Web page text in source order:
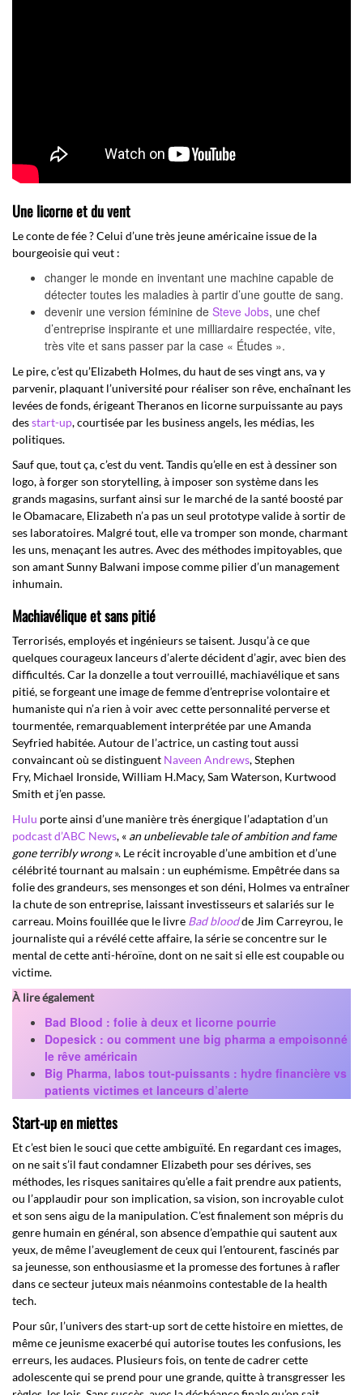
Une licorne et du vent
Le conte de fée ? Celui d’une très jeune américaine issue de la
bourgeoisie qui veut :
changer le monde en inventant une machine capable de
détecter toutes les maladies à partir d’une goutte de sang.
devenir une version féminine de Steve Jobs, une chef
d’entreprise inspirante et une milliardaire respectée, vite,
très vite et sans passer par la case « Études ».
Le pire, c’est qu’Elizabeth Holmes, du haut de ses vingt ans, va y
parvenir, plaquant l’université pour réaliser son rêve, enchaînant les
levées de fonds, érigeant Theranos en licorne surpuissante au pays
desstart-up, courtisée par les business angels, les médias, les
politiques.
Sauf que, tout ça, c’est du vent. Tandis qu’elle en est à dessiner son
logo, à forger son storytelling, à imposer son système dans les
grands magasins, surfant ainsi sur le marché de la santé boosté par
le Obamacare, Elizabeth n’a pas un seul prototype valide à sortir de
ses laboratoires. Malgré tout, elle va tromper son monde, charmant
les uns, menaçant les autres. Avec des méthodes impitoyables, que
son amant Sunny Balwani impose comme pilier d’un management
inhumain.
Machiavélique et sans pitié
Terrorisés, employés et ingénieurs se taisent. Jusqu’à ce que
quelques courageux lanceurs d’alerte décident d’agir, avec bien des
difficultés. Car la donzelle a tout verrouillé, machiavélique et sans
pitié, se forgeant une image de femme d’entreprise volontaire et
humaniste qui n’a rien à voir avec cette personnalité perverse et
tourmentée, remarquablement interprétée par une Amanda
Seyfried habitée. Autour de l’actrice, un casting tout aussi
convaincant où se distinguent Naveen Andrews, Stephen
Fry, Michael Ironside, William H.Macy, Sam Waterson, Kurtwood
Smith et j’en passe.
Hulu porte ainsi d’une manière très énergique l’adaptation d’un
podcast d’ABC News, « an unbelievable tale of ambition and fame
gone terribly wrong». Le récit incroyable d’une ambition et d’une
célébrité tournant au malsain : un euphémisme. Empêtrée dans sa
folie des grandeurs, ses mensonges et son déni, Holmes va entraîner
la chute de son entreprise, laissant investisseurs et salariés sur le
carreau. Moins fouillée que le livre Bad bloodde Jim Carreyrou, le
journaliste qui a révélé cette affaire, la série se concentre sur le
mental de cette anti-héroïne, dont on ne sait si elle est coupable ou
victime.
À lire également
Bad Blood : folie à deux et licorne pourrie
Dopesick : ou comment une big pharma a empoisonné
le rêve américain
Big Pharma, labos tout-puissants : hydre financière vs
patients victimes et lanceurs d’alerte
Start-up en miettes
Et c’est bien le souci que cette ambiguïté. En regardant ces images,
on ne sait s’il faut condamner Elizabeth pour ses dérives, ses
méthodes, les risques sanitaires qu’elle a fait prendre aux patients,
ou l’applaudir pour son implication, sa vision, son incroyable culot
et son sens aigu de la manipulation. C’est finalement son mépris du
genre humain en général, son absence d’empathie qui sautent aux
yeux, de même l’aveuglement de ceux qui l’entourent, fascinés par
sa jeunesse, son enthousiasme et la promesse des fortunes à rafler
dans ce secteur juteux mais néanmoins contestable de la health
tech.
Pour sûr, l’univers des start-up sort de cette histoire en miettes, de
même ce jeunisme exacerbé qui autorise toutes les confusions, les
erreurs, les audaces. Plusieurs fois, on tente de cadrer cette
adolescente qui se prend pour une grande, quitte à transgresser les